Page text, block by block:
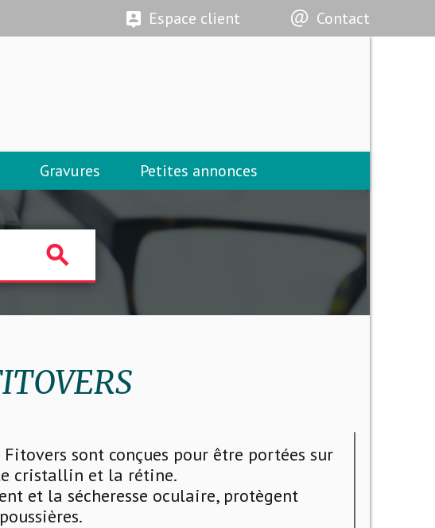
Espace client Contact
Gravures Petites annonces
search
sont conçues pour être portées sur
cristallin et la rétine.
et la sécheresse oculaire, protègent